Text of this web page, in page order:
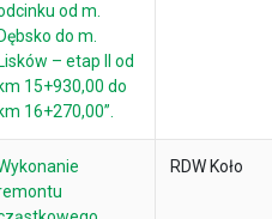
od m.
Dębsko do m.
Lisków – etap II od
km 15+930,00 do
km 16+270,00”.
RDW Koło